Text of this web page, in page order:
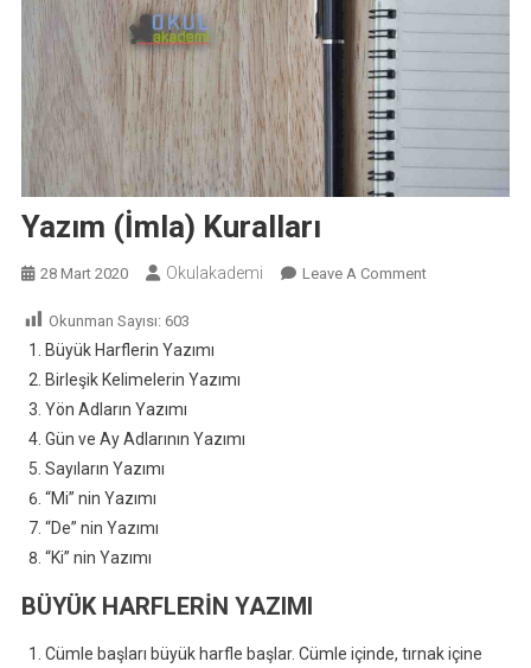
Yazım (İmla) Kuralları
28 Mart 2020 Okulakademi Leave A CommentOn
Okunman Sayısı: 603
Büyük Harflerin Yazımı
Birleşik Kelimelerin Yazımı
Yön Adların Yazımı
Gün ve Ay Adlarının Yazımı
Sayıların Yazımı
“Mi” nin Yazımı
“De” nin Yazımı
“Ki” nin Yazımı
BÜYÜK HARFLERİN YAZIMI
Cümle başları büyük harfle başlar. Cümle içinde, tırnak içine